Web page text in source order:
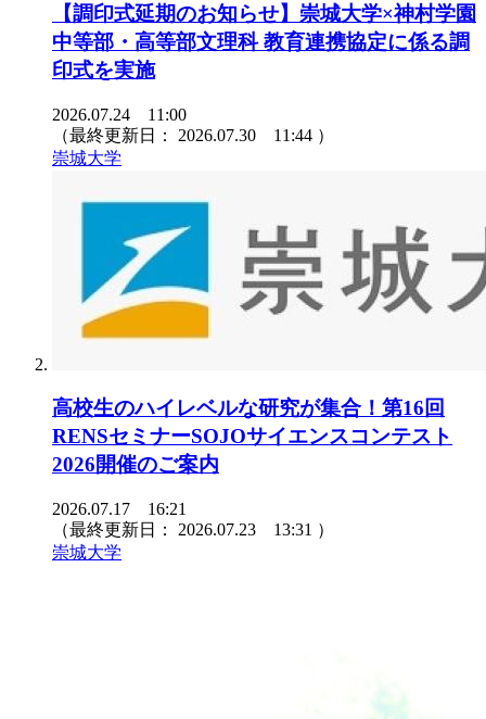
【調印式延期のお知らせ】崇城大学×神村学園
中等部・高等部文理科 教育連携協定に係る調
印式を実施
2026.07.24 11:00
（最終更新日： 2026.07.30 11:44 ）
崇城大学
高校生のハイレベルな研究が集合！第16回
RENSセミナーSOJOサイエンスコンテスト
2026開催のご案内
2026.07.17 16:21
（最終更新日： 2026.07.23 13:31 ）
崇城大学